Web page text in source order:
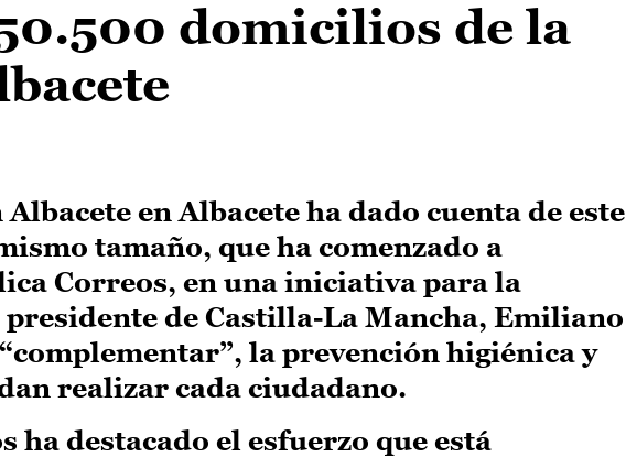
domicilios de la
en Albacete ha dado cuenta de este
tamaño, que ha comenzado a
Correos, en una iniciativa para la
de Castilla-La Mancha, Emiliano
la prevención higiénica y
realizar cada ciudadano.
ha destacado el esfuerzo que está